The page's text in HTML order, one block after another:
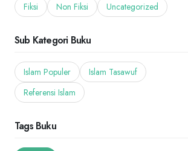
Fiksi
Non Fiksi Uncategorized
Sub Kategori Buku
Islam Populer
Islam Tasawuf
Referensi Islam
Tags Buku